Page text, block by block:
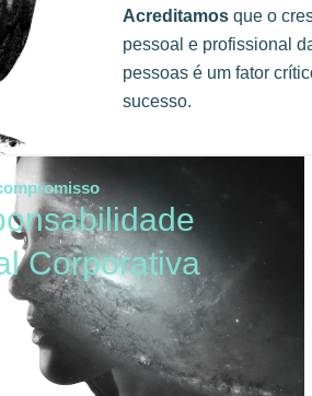
Acreditamosque o
pessoal e profissional
pessoas é um fator
sucesso.
Corporativa